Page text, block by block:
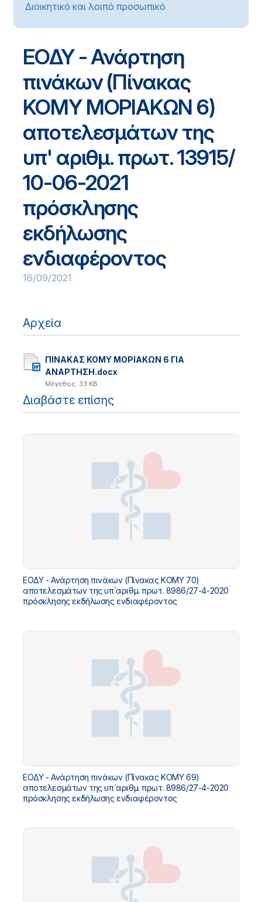
Διοικητικό και λοιπό προσωπικό
ΕΟΔΥ - Ανάρτηση
πινάκων (Πίνακας
ΚΟΜΥ ΜΟΡΙΑΚΩΝ 6)
αποτελεσμάτων της
υπ' αριθμ. πρωτ. 13915/
10-06-2021
πρόσκλησης
εκδήλωσης
ενδιαφέροντος
16/09/2021
Αρχεία
ΠΙΝΑΚΑΣ ΚΟΜΥ ΜΟΡΙΑΚΩΝ 6 ΓΙΑ
ΑΝΑΡΤΗΣΗ.docx
Μέγεθος: 33 KB
Διαβάστε επίσης
ΕΟΔΥ - Ανάρτηση πινάκων (Πίνακας ΚΟΜΥ 70)
αποτελεσμάτων της υπ΄αριθμ. πρωτ. 8986/27-4-2020
πρόσκλησης εκδήλωσης ενδιαφέροντος
ΕΟΔΥ - Ανάρτηση πινάκων (Πίνακας ΚΟΜΥ 69)
αποτελεσμάτων της υπ΄αριθμ. πρωτ. 8986/27-4-2020
πρόσκλησης εκδήλωσης ενδιαφέροντος